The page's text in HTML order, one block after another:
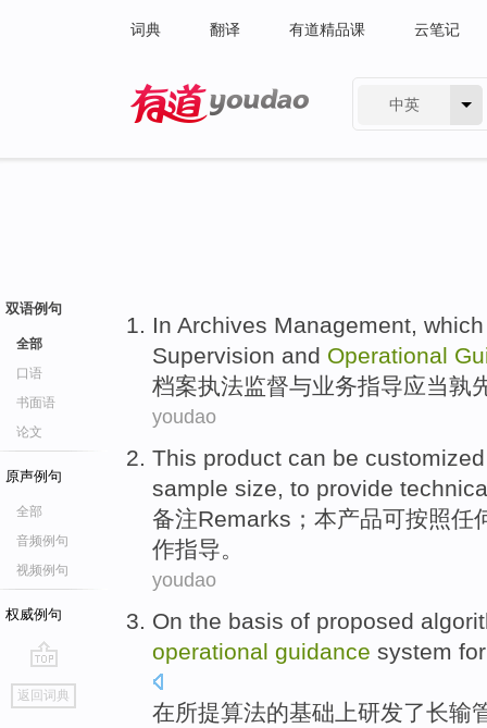
词典 翻译 有道精品课 云笔记
中英
双语例句
全部
口语
书面语
论文
原声例句
全部
音频例句
视频例句
权威例句
go
top
返回词典
In Archives Management,
Supervision and Operational
档案执法监督与业务指导应当孰
youdao
This product can be
sample size, to provide
备注Remarks ； 本产品可按照任
作指导。
youdao
On the basis of proposed
operational guidance system
在所提算法的基础上研发了长输